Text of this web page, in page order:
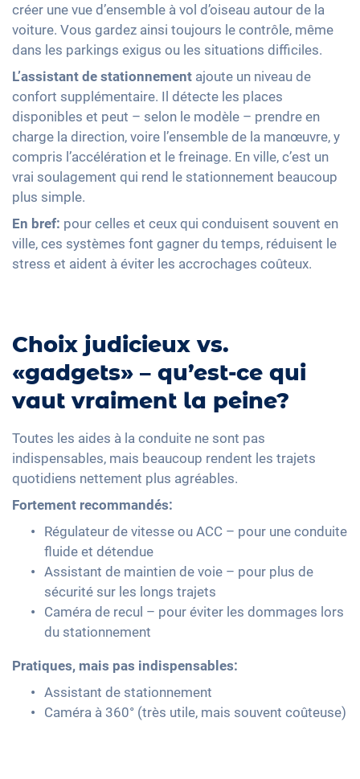
créer une vue d’ensemble à vol d’oiseau autour de la
voiture. Vous gardez ainsi toujours le contrôle, même
dans les parkings exigus ou les situations difficiles.
L’assistant de stationnement ajoute un niveau de
confort supplémentaire. Il détecte les places
disponibles et peut – selon le modèle – prendre en
charge la direction, voire l’ensemble de la manœuvre, y
compris l’accélération et le freinage. En ville, c’est un
vrai soulagement qui rend le stationnement beaucoup
plus simple.
En bref: pour celles et ceux qui conduisent souvent en
ville, ces systèmes font gagner du temps, réduisent le
stress et aident à éviter les accrochages coûteux.
Choix judicieux vs.
«gadgets» – qu’est-ce qui
vaut vraiment la peine?
Toutes les aides à la conduite ne sont pas
indispensables, mais beaucoup rendent les trajets
quotidiens nettement plus agréables.
Fortement recommandés:
Régulateur de vitesse ou ACC – pour une conduite
fluide et détendue
Assistant de maintien de voie – pour plus de
sécurité sur les longs trajets
Caméra de recul – pour éviter les dommages lors
du stationnement
Pratiques, mais pas indispensables:
Assistant de stationnement
Caméra à 360° (très utile, mais souvent coûteuse)